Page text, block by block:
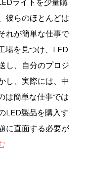
ライトを少量購
彼らのほとんどは
れが簡単な仕事で
場を見つけ、LED
し、自分のプロジ
し、実際には、中
は簡単な仕事では
LED製品を購入す
に直面する必要が